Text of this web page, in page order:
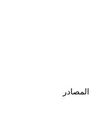
المصادر